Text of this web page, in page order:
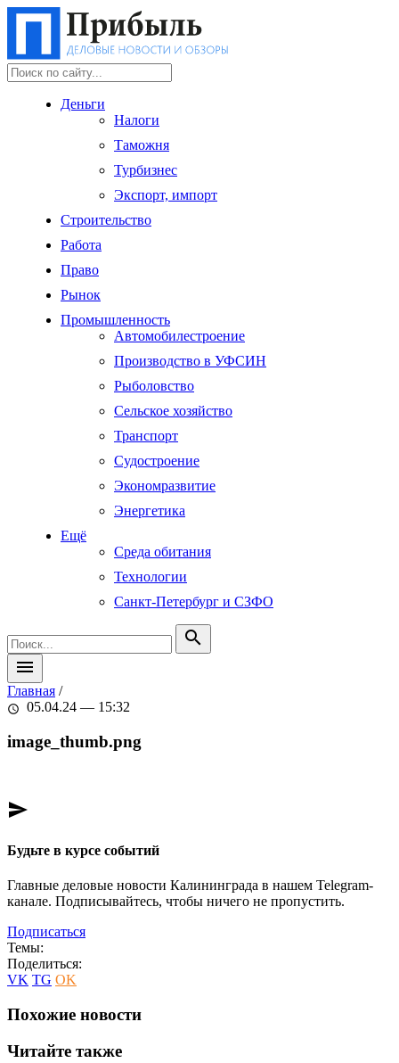
Деньги
Налоги
Таможня
Турбизнес
Экспорт, импорт
Строительство
Работа
Право
Рынок
Промышленность
Автомобилестроение
Производство в УФСИН
Рыболовство
Сельское хозяйство
Транспорт
Судостроение
Экономразвитие
Энергетика
Ещё
Среда обитания
Технологии
Санкт-Петербург и СЗФО
search
menu
Главная /
schedule 05.04.24 — 15:32
image_thumb.png
send
Будьте в курсе событий
Главные деловые новости Калининграда в нашем Telegram-
канале. Подписывайтесь, чтобы ничего не пропустить.
Подписаться
Темы:
Поделиться:
VK TG OK
Похожие новости
Читайте также